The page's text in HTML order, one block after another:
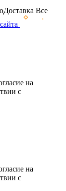
Все
на
с
на
с